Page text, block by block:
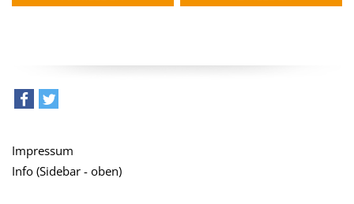
Impressum
Info (Sidebar - oben)